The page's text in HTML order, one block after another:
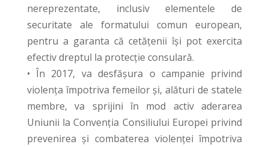
nereprezentate, inclusiv elementele de
securitate ale formatului comun european,
pentru a garanta că cetățenii își pot exercita
efectiv dreptul la protecție consulară.
• În 2017, va desfășura o campanie privind
violența împotriva femeilor și, alături de statele
membre, va sprijini în mod activ aderarea
Uniunii la Convenția Consiliului Europei privind
prevenirea și combaterea violenței împotriva